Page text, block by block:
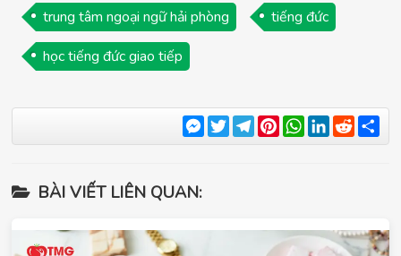
trung tâm ngoại ngữ hải phòng
tiếng đức
học tiếng đức giao tiếp
Messenger
TwitterTelegram
Pinterest
WhatsApp
LinkedIn
Reddit
BÀI VIẾT LIÊN QUAN: